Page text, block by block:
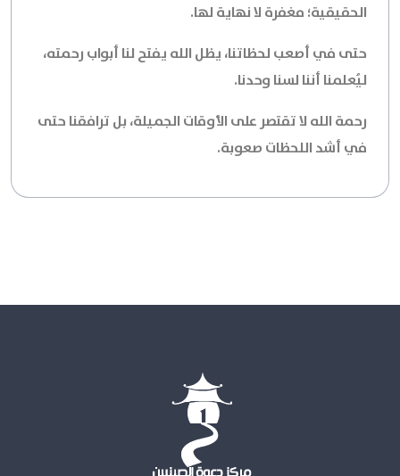
الحقيقية؛ مغفرة لا نهاية لها.
حتى في أصعب لحظاتنا، يظل الله يفتح لنا أبواب رحمته،
ليُعلمنا أننا لسنا وحدنا.
رحمة الله لا تقتصر على الأوقات الجميلة، بل ترافقنا حتى
في أشد اللحظات صعوبة.